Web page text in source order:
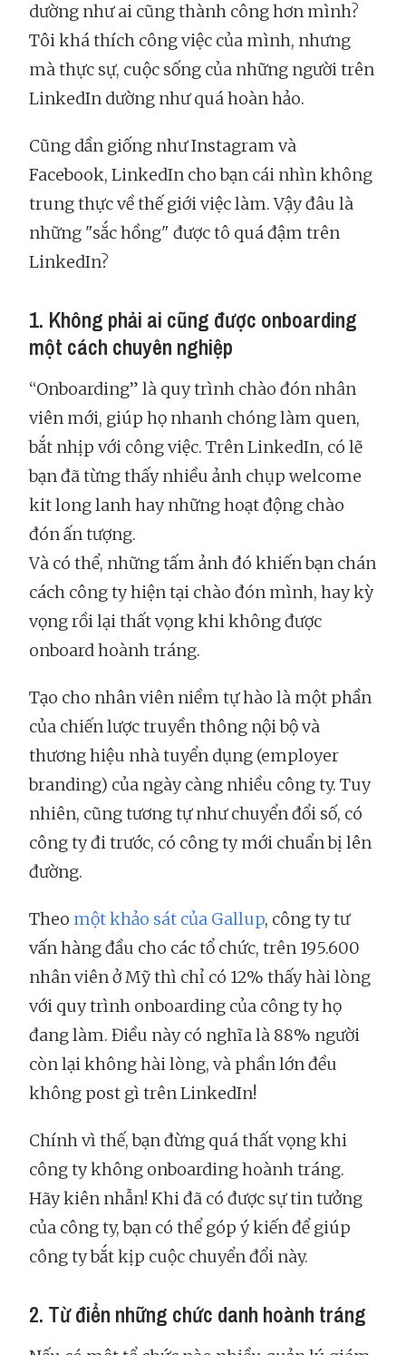
dường như ai cũng thành công hơn mình?
Tôi khá thích công việc của mình, nhưng
mà thực sự, cuộc sống của những người trên
LinkedIn dường như quá hoàn hảo.
Cũng dần giống như Instagram và
Facebook, LinkedIn cho bạn cái nhìn không
trung thực về thế giới việc làm. Vậy đâu là
những "sắc hồng" được tô quá đậm trên
LinkedIn?
1. Không phải ai cũng được onboarding
một cách chuyên nghiệp
“Onboarding” là quy trình chào đón nhân
viên mới, giúp họ nhanh chóng làm quen,
bắt nhịp với công việc. Trên LinkedIn, có lẽ
bạn đã từng thấy nhiều ảnh chụp welcome
kit long lanh hay những hoạt động chào
đón ấn tượng.
Và có thể, những tấm ảnh đó khiến bạn chán
cách công ty hiện tại chào đón mình, hay kỳ
vọng rồi lại thất vọng khi không được
onboard hoành tráng.
Tạo cho nhân viên niềm tự hào là một phần
của chiến lược truyền thông nội bộ và
thương hiệu nhà tuyển dụng (employer
branding) của ngày càng nhiều công ty. Tuy
nhiên, cũng tương tự như chuyển đổi số, có
công ty đi trước, có công ty mới chuẩn bị lên
đường.
Theo một khảo sát của Gallup, công ty tư
vấn hàng đầu cho các tổ chức, trên 195.600
nhân viên ở Mỹ thì chỉ có 12% thấy hài lòng
với quy trình onboarding của công ty họ
đang làm. Điều này có nghĩa là 88% người
còn lại không hài lòng, và phần lớn đều
không post gì trên LinkedIn!
Chính vì thế, bạn đừng quá thất vọng khi
công ty không onboarding hoành tráng.
Hãy kiên nhẫn! Khi đã có được sự tin tưởng
của công ty, bạn có thể góp ý kiến để giúp
công ty bắt kịp cuộc chuyển đổi này.
2. Từ điển những chức danh hoành tráng